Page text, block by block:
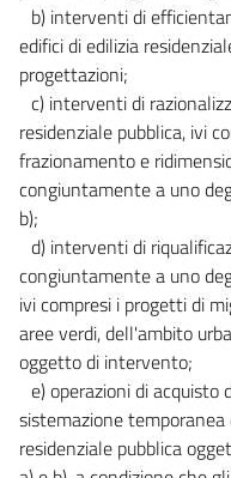
b) interventi di
edifici di edilizia
progettazioni;
c) interventi di
residenziale pubblica, ivi
frazionamento e
congiuntamente a uno
b);
d) interventi di
congiuntamente a uno
ivi compresi i progetti di
aree verdi, dell'ambito
oggetto di intervento;
e) operazioni di acquisto
sistemazione
residenziale pubblica